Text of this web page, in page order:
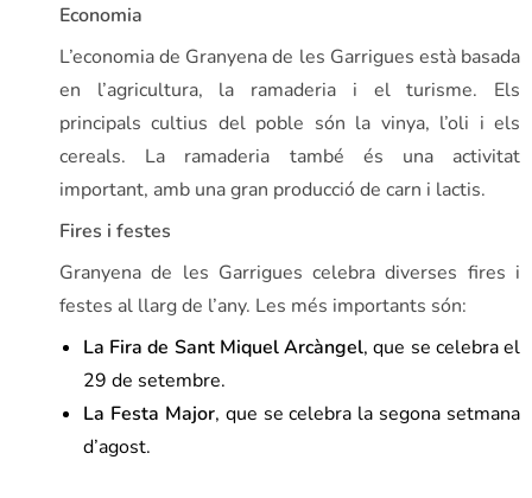
Economia
L’economia de Granyena de les Garrigues està basada
en l’agricultura, la ramaderia i el turisme. Els
principals cultius del poble són la vinya, l’oli i els
cereals. La ramaderia també és una activitat
important, amb una gran producció de carn i lactis.
Fires i festes
Granyena de les Garrigues celebra diverses fires i
festes al llarg de l’any. Les més importants són:
La Fira de Sant Miquel Arcàngel, que se celebra el
29 de setembre.
La Festa Major, que se celebra la segona setmana
d’agost.